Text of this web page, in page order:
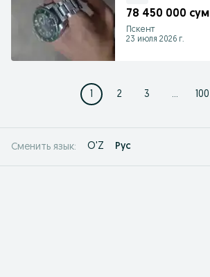
78 450 000 сум
Пскент
23 июля 2026 г.
1 2 3 ... 100
Сменить язык: O'Z Рус